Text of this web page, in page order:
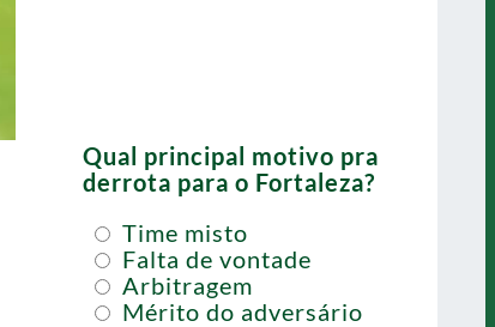
Qual principal motivo pra
derrota para o Fortaleza?
Time misto
Falta de vontade
Arbitragem
Mérito do adversário